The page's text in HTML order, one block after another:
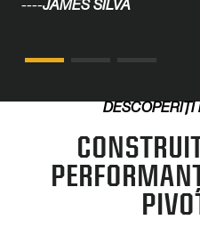
----JAMES SILVA
DESCOPERIȚI